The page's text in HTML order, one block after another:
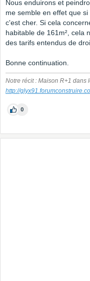
Nous enduirons et
me semble en effet que
c'est cher. Si cela
habitable de 161m², cela
des tarifs entendus de
Bonne continuation.
Notre récit : Maison R+1 dans
http://
0